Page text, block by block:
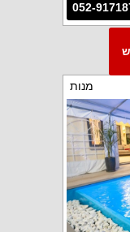
052-
מנות